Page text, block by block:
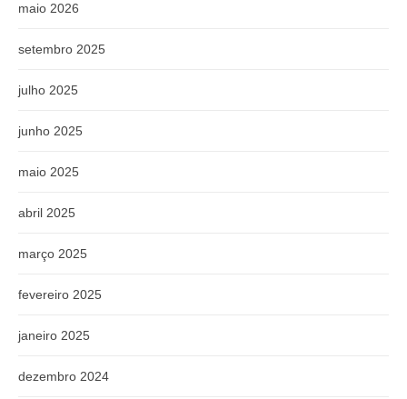
maio 2026
setembro 2025
julho 2025
junho 2025
maio 2025
abril 2025
março 2025
fevereiro 2025
janeiro 2025
dezembro 2024